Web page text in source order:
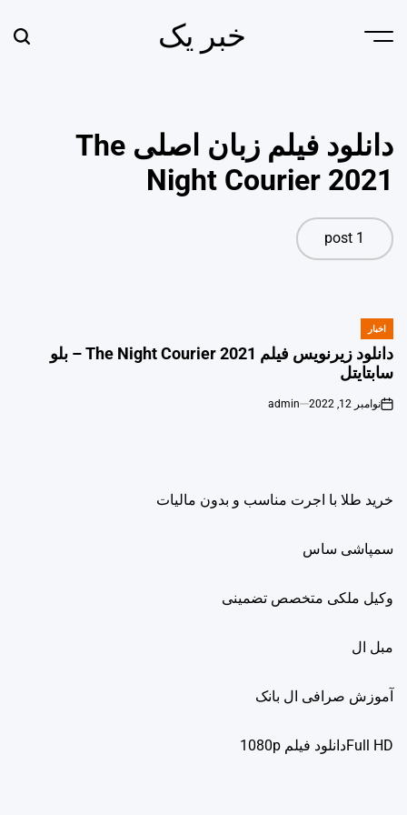
Menu خبر یک
دانلود فیلم زبان اصلی The
Night Courier 2021
1 post
POSTED
اخبار
دانلود زیرنویس فیلم The Night Courier 2021 – بلو
سابتايتل
on
نوامبر 12, 2022 admin
خرید طلا با اجرت مناسب و بدون مالیات
سمپاشی ساس
وکیل ملکی متخصص تضمینی
مبل ال
آموزش صرافی ال بانک
Full HDدانلود فيلم 1080p